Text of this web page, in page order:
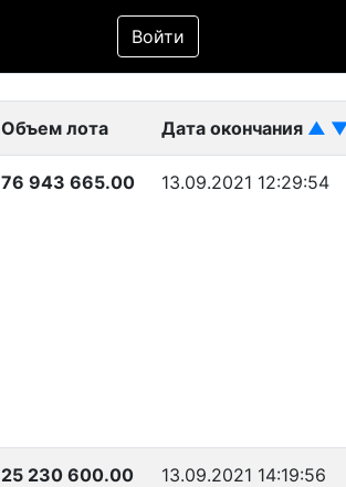
Войти
Фильтр
Объем лота Дата окончания ▲
76 943 665.00 13.09.2021 12:29:54
25 230 600.00 13.09.2021 14:19:56